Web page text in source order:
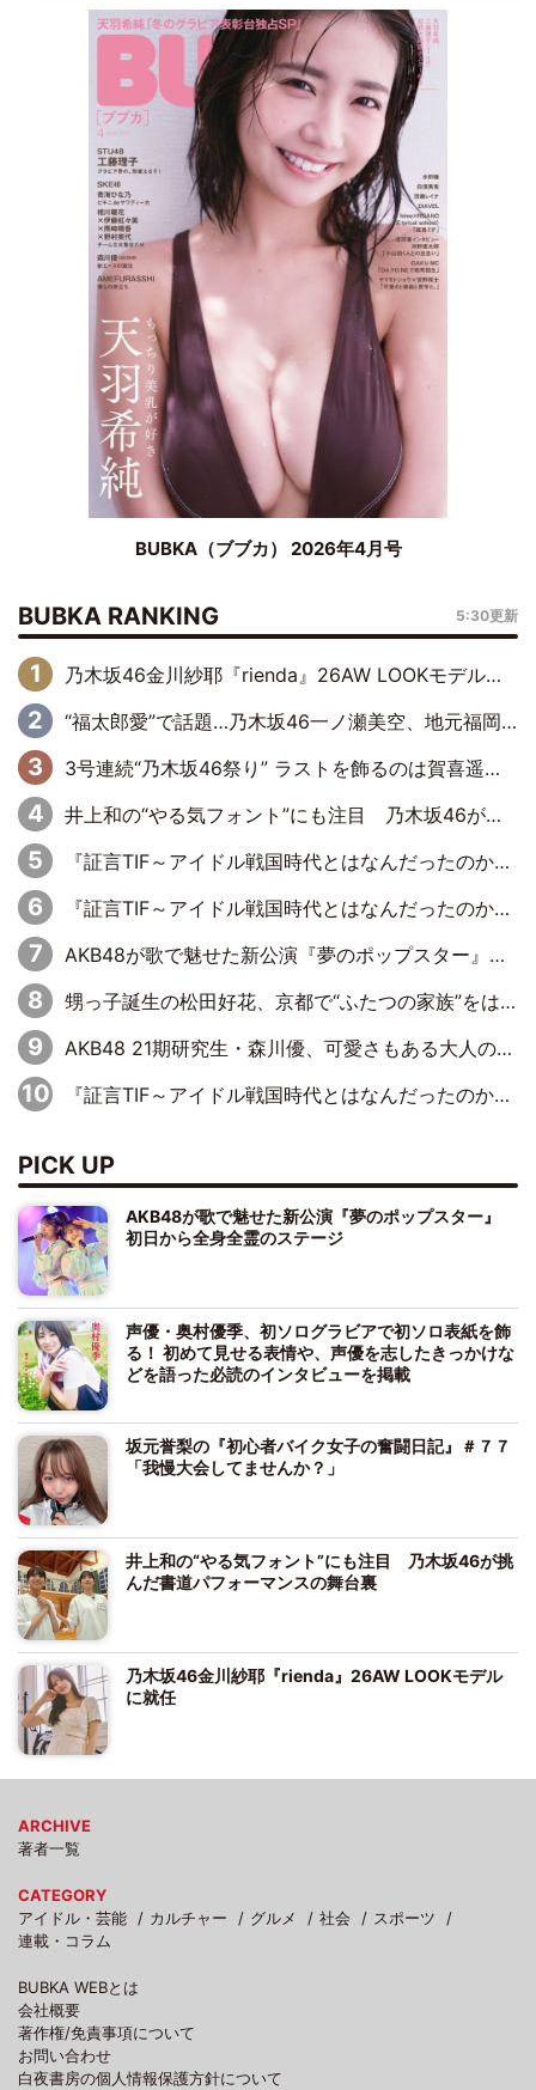
BUBKA（ブブカ） 2026年4月号
BUBKA RANKING 5:30更新
乃木坂46金川紗耶『rienda』26AW LOOKモデルに就任
“福太郎愛”で話題…乃木坂46一ノ瀬美空、地元福岡『めんべい25周年トップサポーター』に就任
3号連続“乃木坂46祭り” ラストを飾るのは賀喜遥香…5年ぶりの登場に「5年分大人になった私を見ていただけたら」
井上和の“やる気フォント”にも注目 乃木坂46が挑んだ書道パフォーマンスの舞台裏
『証言TIF～アイドル戦国時代とはなんだったのか～』第6回：でんぱ組.inc・古川未鈴×相沢梨紗「『ハロプロやりたかったな』って言ったら、夢眠ねむさんに『てめえはでんぱ組．incなんだよ！』って肩パンされて(笑)」
『証言TIF～アイドル戦国時代とはなんだったのか～』第11回：私立恵比寿中学・真山りか×安本彩花「TIFで10年ぶりのキョンシーメイクをしたら、場を完全に引かせてしまって。時代が変わったんだなって」
AKB48が歌で魅せた新公演『夢のポップスター』 初日から全身全霊のステージ
甥っ子誕生の松田好花、京都で“ふたつの家族”をはしご！ “母”黒谷友香に見送られ、“父”松岡昌宏とはハシゴ酒
AKB48 21期研究生・森川優、可愛さもある大人の女性に
『証言TIF～アイドル戦国時代とはなんだったのか～』第10回：さくら学院・武藤彩未×飯田らうら「正直、中3で辞めるというのを信じてなくて。そう言われてはいたけど、嘘でしょって」
PICK UP
AKB48が歌で魅せた新公演『夢のポップスター』
初日から全身全霊のステージ
声優・奥村優季、初ソログラビアで初ソロ表紙を飾
る！ 初めて見せる表情や、声優を志したきっかけな
どを語った必読のインタビューを掲載
坂元誉梨の『初心者バイク女子の奮闘日記』＃７７
「我慢大会してませんか？」
井上和の“やる気フォント”にも注目 乃木坂46が挑
んだ書道パフォーマンスの舞台裏
乃木坂46金川紗耶『rienda』26AW LOOKモデル
に就任
ARCHIVE
著者一覧
CATEGORY
アイドル・芸能
カルチャー グルメ 社会
スポーツ
連載・コラム
BUBKA WEBとは
会社概要
著作権/免責事項について
お問い合わせ
白夜書房の個人情報保護方針について